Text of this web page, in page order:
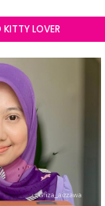
KITTY LOVER